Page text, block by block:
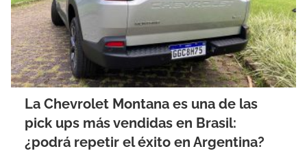
La Chevrolet Montana es una de las
pick ups más vendidas en Brasil:
¿podrá repetir el éxito en Argentina?